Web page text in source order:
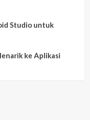
Studio untuk
ke Aplikasi